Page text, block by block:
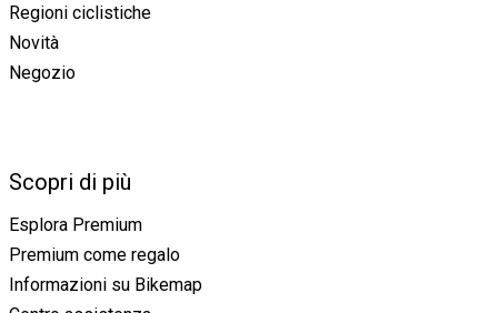
Regioni ciclistiche
Novità
Negozio
Scopri di più
Esplora Premium
Premium come regalo
Informazioni su Bikemap